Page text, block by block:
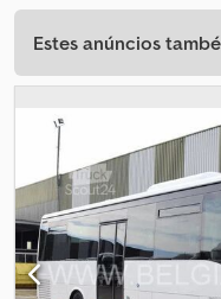
Estes anúncios